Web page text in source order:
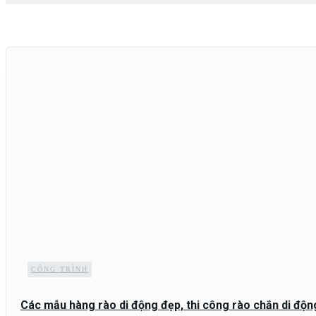
CÔNG TRÌNH
Các mẫu hàng rào di động đẹp, thi công rào chắn di